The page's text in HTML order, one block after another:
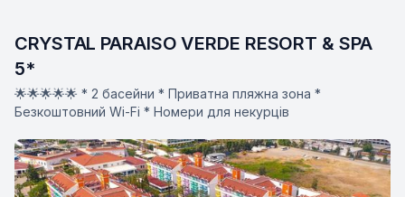
CRYSTAL PARAISO VERDE RESORT & SPA
5*
🌟🌟🌟🌟🌟 * 2 басейни * Приватна пляжна зона *
Безкоштовний Wi-Fi * Номери для некурців